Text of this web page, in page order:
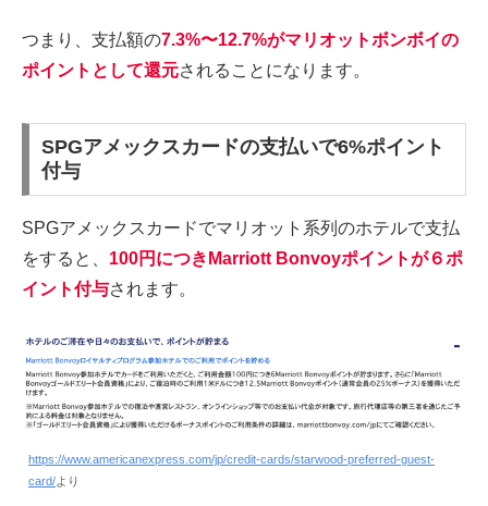
つまり、支払額の7.3%〜12.7%がマリオットボンボイの
ポイントとして還元されることになります。
SPGアメックスカードの支払いで6%ポイント
付与
SPGアメックスカードでマリオット系列のホテルで支払
をすると、 100円につきMarriott Bonvoyポイントが６ポ
イント付与されます。
https://www.americanexpress.com/jp/credit-cards/starwood-preferred-guest-
card/より